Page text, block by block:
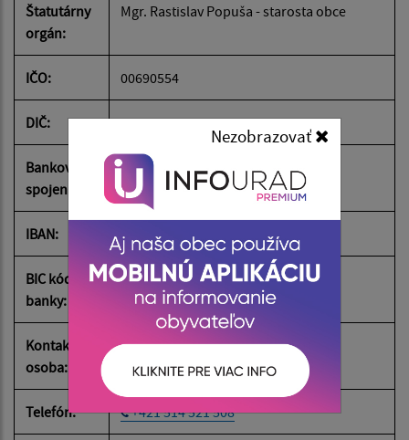
Nezobrazovať
Štatutárny
orgán:
Mgr. Rastislav Popuša - starosta obce
IČO: 00690554
DIČ: 202073527
Bankové
spojenie:
Prima banka Slovensko, a.s.
IBAN: SK02 5600 0000 0005 9246 8001
BIC kód
banky:
KOMASK2X
Kontaktná
osoba:
Mgr.Rastislav Popuša
Telefón: +421 514 521 508